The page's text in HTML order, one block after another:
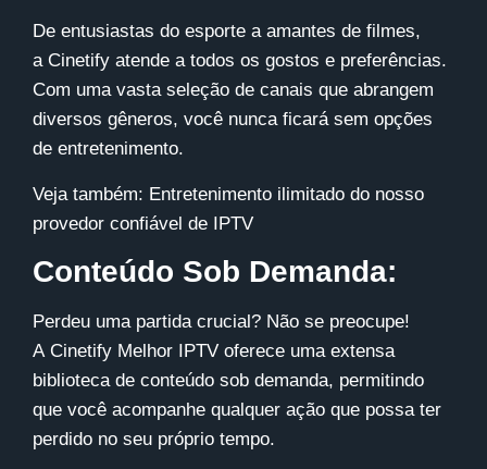
De entusiastas do esporte a amantes de filmes,
a Cinetify atende a todos os gostos e preferências.
Com uma vasta seleção de canais que abrangem
diversos gêneros, você nunca ficará sem opções
de entretenimento.
Veja também: Entretenimento ilimitado do nosso
provedor confiável de IPTV
Conteúdo Sob Demanda:
Perdeu uma partida crucial? Não se preocupe!
A Cinetify Melhor IPTV oferece uma extensa
biblioteca de conteúdo sob demanda, permitindo
que você acompanhe qualquer ação que possa ter
perdido no seu próprio tempo.